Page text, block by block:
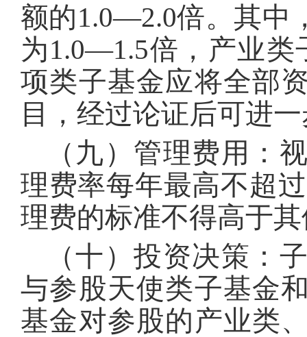
额的1.0—2.0倍。其中
为1.0—1.5倍，产业
项类子基金应将全部
目，经过论证后可进
（九）管理费用：
理费率每年最高不超
理费的标准不得高于
（十）投资决策：
与参股天使类子基金
基金对参股的产业类